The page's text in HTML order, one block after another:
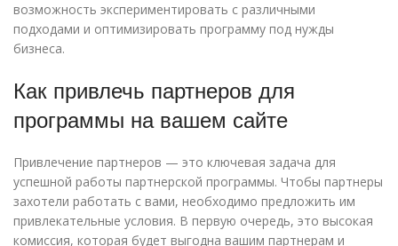
возможность экспериментировать с различными
подходами и оптимизировать программу под нужды
бизнеса.
Как привлечь партнеров для
программы на вашем сайте
Привлечение партнеров — это ключевая задача для
успешной работы партнерской программы. Чтобы партнеры
захотели работать с вами, необходимо предложить им
привлекательные условия. В первую очередь, это высокая
комиссия, которая будет выгодна вашим партнерам и